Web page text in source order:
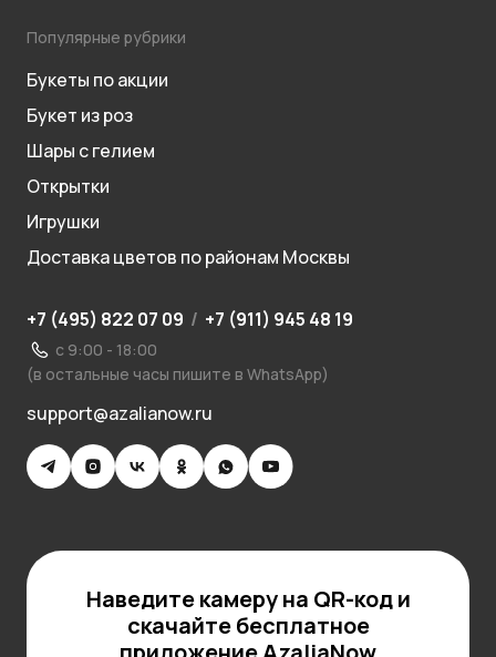
Популярные рубрики
Букеты по акции
Букет из роз
Шары с гелием
Открытки
Игрушки
Доставка цветов по районам Москвы
+7 (495) 822 07 09 / +7 (911) 945 48 19
с 9:00 - 18:00
(в остальные часы пишите в WhatsApp)
support@azalianow.ru
Наведите камеру на QR-код и
скачайте бесплатное